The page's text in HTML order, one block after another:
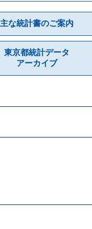
主な統計書のご案内
東京都統計データ
アーカイブ